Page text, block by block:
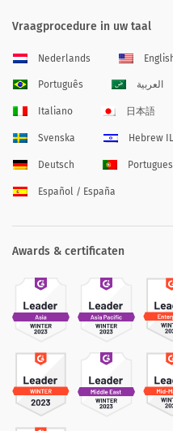
Vraagprocedure in uw taal
Nederlands
Português العربية
Italiano 日本語
Svenska Hebrew IL
Deutsch
Español / España
Awards & certificaten